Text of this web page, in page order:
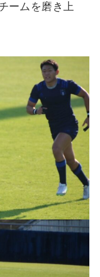
ームを磨き上